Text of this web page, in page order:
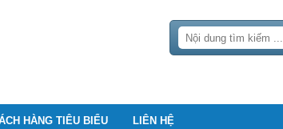
HÀNG TIÊU BIỂU LIÊN HỆ